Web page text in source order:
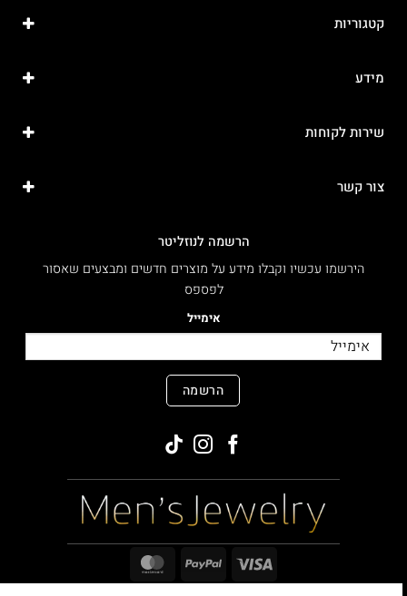
קטגוריות
מידע
שירות לקוחות
צור קשר
הרשמה לנוזליטר
הירשמו עכשיו וקבלו מידע על מוצרים חדשים ומבצעים שאסור
לפספס
אימייל
הרשמה
Visa
PayPal